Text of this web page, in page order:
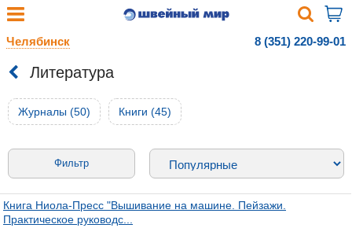
Челябинск 8 (351) 220-99-01
Литература
Журналы (50) Книги (45)
Фильтр
Книга Ниола-Пресс "Вышивание на машине. Пейзажи.
Практическое руководс...